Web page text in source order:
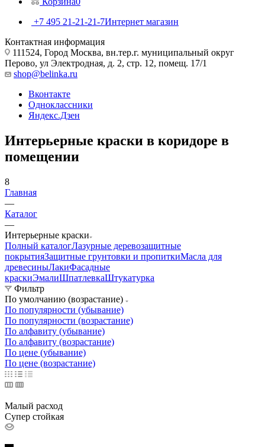
+7 495 21-21-21-7Интернет магазин
Контактная информация
111524, Город Москва, вн.тер.г. муниципальный округ
Перово, ул Электродная, д. 2, стр. 12, помещ. 17/1
shop@belinka.ru
Вконтакте
Одноклассники
Яндекс.Дзен
Интерьерные краски в коридоре в
помещении
8
Главная
—
Каталог
—
Интерьерные краски
Полный каталогЛазурные деревозащитные
покрытияЗащитные грунтовки и пропиткиМасла для
древесиныЛакиФасадные
краскиЭмалиШпатлевкаШтукатурка
Фильтр
По умолчанию (возрастание)
По популярности (убывание)
По популярности (возрастание)
По алфавиту (убывание)
По алфавиту (возрастание)
По цене (убывание)
По цене (возрастание)
Малый расход
Супер стойкая